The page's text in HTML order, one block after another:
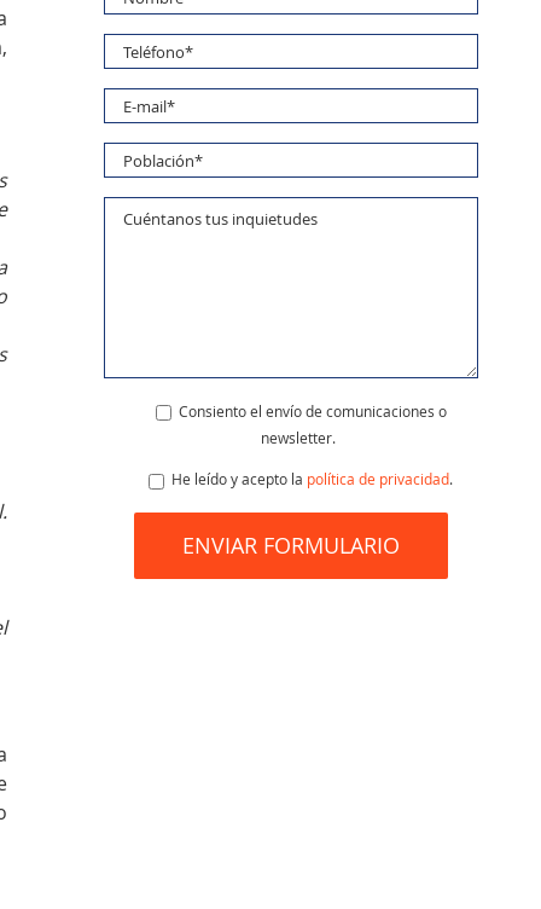
Consiento el envío de comunicaciones o
newsletter.
He leído y acepto la política de privacidad.